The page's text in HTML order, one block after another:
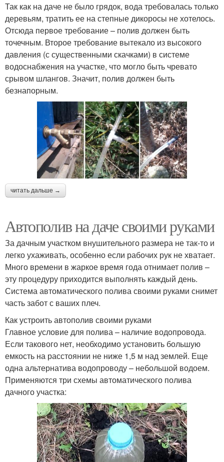
Так как на даче не было грядок, вода требовалась только
деревьям, тратить ее на степные дикоросы не хотелось.
Отсюда первое требование – полив должен быть
точечным. Второе требование вытекало из высокого
давления (с существенными скачками) в системе
водоснабжения на участке, что могло быть чревато
срывом шлангов. Значит, полив должен быть
безнапорным.
читать дальше →
Автополив на даче своими руками
За дачным участком внушительного размера не так-то и
легко ухаживать, особенно если рабочих рук не хватает.
Много времени в жаркое время года отнимает полив –
эту процедуру приходится выполнять каждый день.
Система автоматического полива своими руками снимет
часть забот с ваших плеч.
Как устроить автополив своими руками
Главное условие для полива – наличие водопровода.
Если такового нет, необходимо установить большую
емкость на расстоянии не ниже 1,5 м над землей. Еще
одна альтернатива водопроводу – небольшой водоем.
Применяются три схемы автоматического полива
дачного участка: